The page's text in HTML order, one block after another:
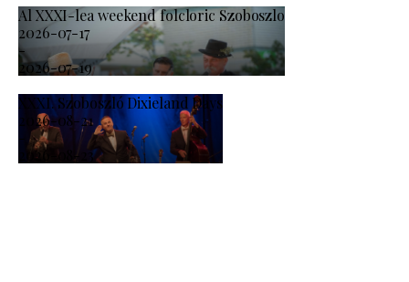
Al XXXI-lea weekend folcloric Szoboszlo
2026-07-17
-
2026-07-19
XXXI. Szoboszló Dixieland Days
2026-08-21
-
2026-08-23